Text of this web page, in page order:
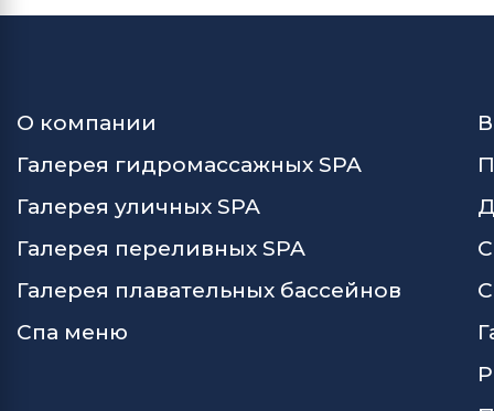
О компании
Галерея гидромассажных SPA
Галерея уличных SPA
Галерея переливных SPA
Галерея плавательных бассейнов
Спа меню